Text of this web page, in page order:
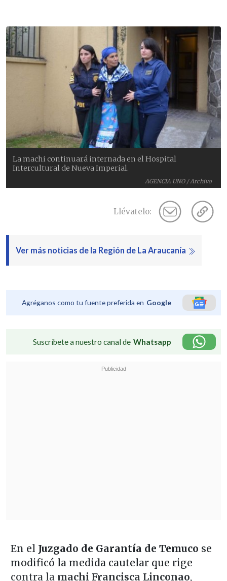
AGENCIA UNO / Archivo
La machi continuará internada en el Hospital
Intercultural de Nueva Imperial.
Llévatelo:
Ver más noticias de la Región de La Araucanía
Agréganos como tu fuente preferida en Google
Suscríbete a nuestro canal de Whatsapp
En el Juzgado de Garantía de Temuco se
modificó la medida cautelar que rige
contra la machi Francisca Linconao,